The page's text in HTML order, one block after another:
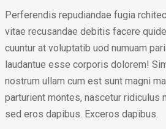
Perferendis repudiandae fugia
vitae recusandae debitis facere
cuuntur at voluptatib uod numuam
laudantue esse corporis dolorem!
nostrum ullam cum est sunt magni
parturient montes, nascetur ridiculus
sed eros dapibus. Exceros dapibus.